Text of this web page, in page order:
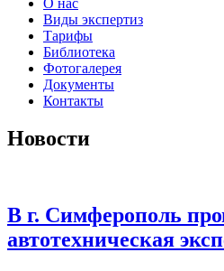
Виды экспертиз
Тарифы
Библиотека
Фотогалерея
Документы
Контакты
Новости
В г. Симферополь
автотехническая